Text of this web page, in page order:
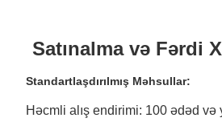
Satınalma və Fərdi
Standartlaşdırılmış Məhsullar:
Həcmli alış endirimi: 100 ədəd və